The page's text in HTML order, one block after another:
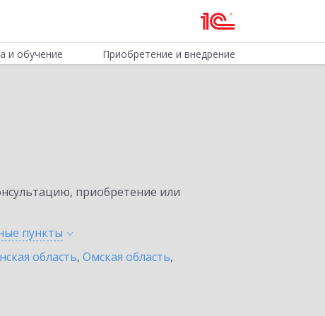
и обучение Приобретение и внедрение
приобретение или
пункты
область, Омская область,